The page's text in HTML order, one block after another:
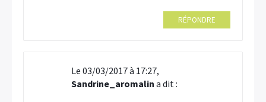
RÉPONDRE
Le 03/03/2017 à 17:27,
Sandrine_aromalin a dit :